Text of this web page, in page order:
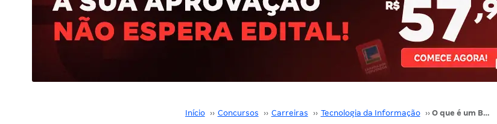
Início ›› Concursos ›› Carreiras ›› Tecnologia da Informação ›› O que é um Banco de Dados?